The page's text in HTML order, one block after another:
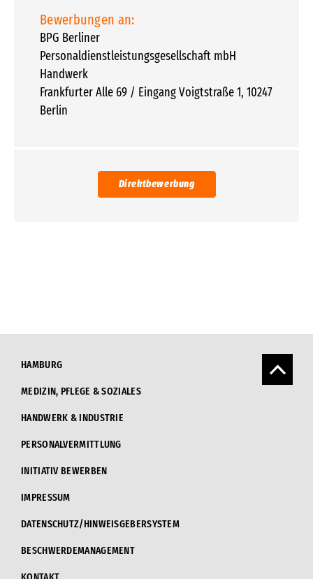
Bewerbungen an:
BPG Berliner
Personaldienstleistungsgesellschaft mbH
Handwerk
Frankfurter Alle 69 / Eingang Voigtstraße 1, 10247
Berlin
Direktbewerbung
HAMBURG
MEDIZIN, PFLEGE & SOZIALES
HANDWERK & INDUSTRIE
PERSONALVERMITTLUNG
INITIATIV BEWERBEN
IMPRESSUM
DATENSCHUTZ/HINWEISGEBERSYSTEM
BESCHWERDEMANAGEMENT